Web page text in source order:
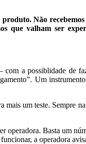
Não
que valham ser
a possiblidade de
Um
um teste. Sempre
operadora. Basta um
a operadora